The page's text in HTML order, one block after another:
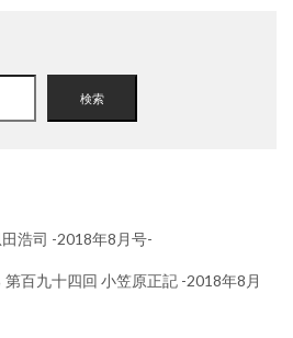
検索
田浩司 -2018年8月号-
第百九十四回 小笠原正記 -2018年8月